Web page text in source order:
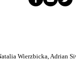
Wierzbicka, Adrian